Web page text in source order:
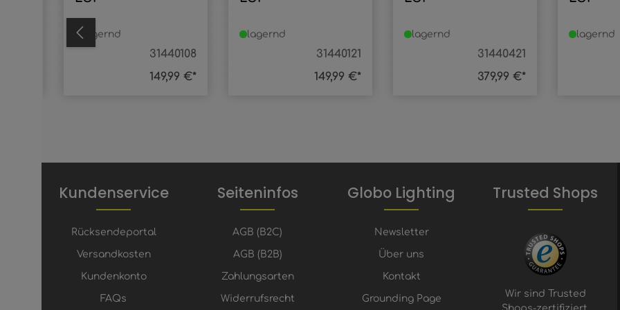
31440108
lagernd
149,99 €*
31440121
lagernd
149,99 €*
31440421
lagernd
379,99 €*
lagernd
Kundenservice
Rücksendeportal
Versandkosten
Kundenkonto
FAQs
Seiteninfos
AGB (B2C)
AGB (B2B)
Zahlungsarten
Widerrufsrecht
Globo Lighting
Newsletter
Über uns
Kontakt
Grounding Page
Trusted Shops
Wir sind Trusted